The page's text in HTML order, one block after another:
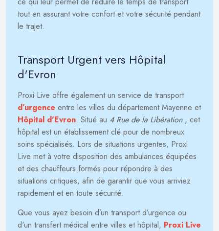
tout en assurant votre confort et votre sécurité pendant
le trajet.
Transport Urgent vers Hôpital
d'Evron
Proxi Live offre également un service de transport
d’urgence entre les villes du département Mayenne et
Hôpital d'Evron. Situé au 4 Rue de la Libération , cet
hôpital est un établissement clé pour de nombreux
soins spécialisés. Lors de situations urgentes, Proxi
Live met à votre disposition des ambulances équipées
et des chauffeurs formés pour répondre à des
situations critiques, afin de garantir que vous arriviez
rapidement et en toute sécurité.
Que vous ayez besoin d’un transport d’urgence ou
d'un transfert médical entre villes et hôpital, Proxi Live